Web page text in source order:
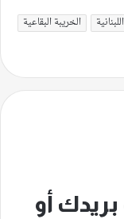
الخريبة البقاعية
أو